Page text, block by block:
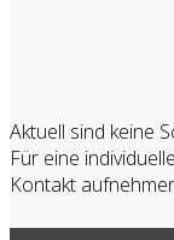
Aktuell sind keine
Für eine
Kontakt